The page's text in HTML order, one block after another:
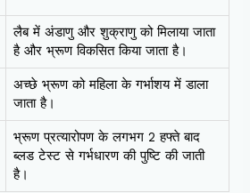
लैब में अंडाणु और शुक्राणु को मिलाया जाता
है और भ्रूण विकसित किया जाता है।
अच्छे भ्रूण को महिला के गर्भाशय में डाला
जाता है।
भ्रूण प्रत्यारोपण के लगभग 2 हफ्ते बाद
ब्लड टेस्ट से गर्भधारण की पुष्टि की जाती
है।